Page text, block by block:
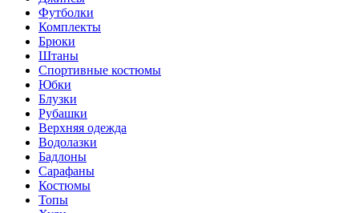
Футболки
Комплекты
Брюки
Штаны
Спортивные костюмы
Юбки
Блузки
Рубашки
Верхняя одежда
Водолазки
Бадлоны
Сарафаны
Костюмы
Топы